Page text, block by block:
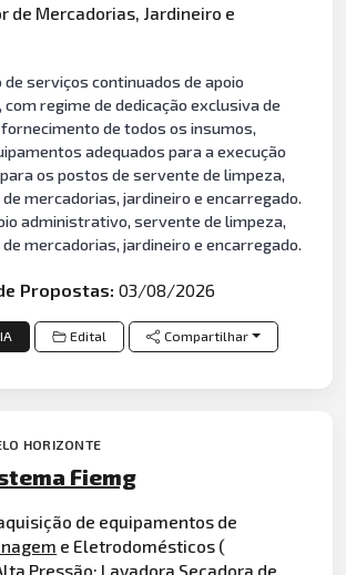
de Mercadorias, Jardineiro e
serviços continuados de apoio
regime de dedicação exclusiva de
de todos os insumos,
adequados para a execução
os postos de servente de limpeza,
mercadorias, jardineiro e encarregado.
administrativo, servente de limpeza,
mercadorias, jardineiro e encarregado.
Propostas:03/08/2026
Edital Compartilhar
HORIZONTE
Fiemg
de equipamentos de
e Eletrodomésticos (
Pressão; Lavadora Secadora de